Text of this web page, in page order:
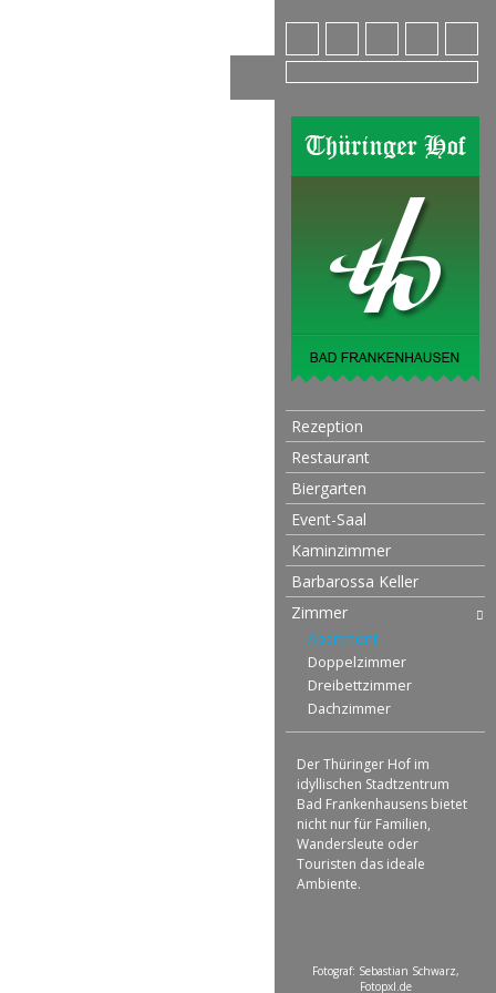
Rezeption
Restaurant
Biergarten
Event-Saal
Kaminzimmer
Barbarossa Keller
Zimmer
Apartment
Doppelzimmer
Dreibettzimmer
Dachzimmer
Der Thüringer Hof im
idyllischen Stadtzentrum
Bad Frankenhausens bietet
nicht nur für Familien,
Wandersleute oder
Touristen das ideale
Ambiente.
Fotograf: Sebastian Schwarz,
Fotopxl.de